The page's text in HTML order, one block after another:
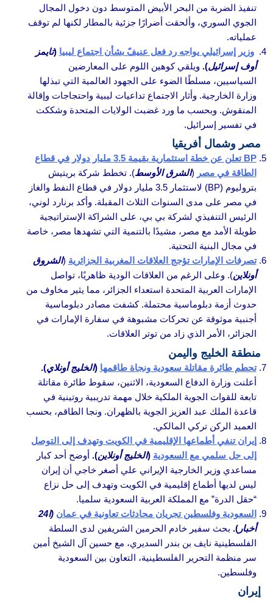
تنفيذ الضربة من البحر الأبيض المتوسط ​​دون دخول المجال
الجوي السوري، وألحقت أضرارًا جزئية بالمطار لكنها لم توقف
عملياته.
وزير إسرائيلي يواجه رد فعل عنيفً بشأن اجتماع ليبيا (تايمز
أوف إسرائيل). ويلقي كوهين اللوم على المعارضين
السياسيين، مسلطًا الضوء على الجهود العالمية التي تبذلها
وزارة الخارجية. وأثار الاجتماع تداعيات ليبية واحتجاجات وإقالة
المنقوش. وبحسب ما ورد غضبت الولايات المتحدة وشككت
في تفسير إسرائيل.
مصر وشمال أفريقيا
BP تعلن عن خطة استثمارية بقيمة 3.5 مليار دولار في قطاع
الطاقة في مصر (الشرق الأوسط). تخطط شركة بريتيش
بتروليوم (BP) لاستثمار 3.5 مليار دولار في قطاع النفط والغاز
في مصر على مدى السنوات الثلاث المقبلة. وأكد برنارد لوني،
الرئيس التنفيذي لشركة بي بي، على الشراكة الإستراتيجية
طويلة الأمد مع مصر، مشيدًا بالتنمية التي تشهدها مصر، خاصة
في مجال البنية التحتية.
تصرفات الإمارات تؤجج العلاقات المغربية الجزائرية (الشروق
أونلاين). وعلى الرغم من العلاقات الودية ظاهريًا، تواصل
الإمارات العربية المتحدة استعداء الجزائر، مما يثير مخاوف من
حدوث أزمة دبلوماسية محتملة. كشفت مصادر دبلوماسية
أجنبية موثوقة عن تحركات مشبوهة في سفارة الإمارات في
الجزائر، الأمر الذي زاد من توتر العلاقات.
منطقة الخليج واليمن
تحطم طائرة مقاتلة سعودية ونجاة طاقمها (الخليج أونلاي).
أعلنت وزارة الدفاع السعودية، الاثنين، سقوط طائرة مقاتلة
تابعة للقوات الجوية الملكية خلال مهمة تدريبية روتينية في
قاعدة الملك عبد العزيز الجوية بالظهران. ونجا الطاقم، بحسب
العميد الركن تركي المالكي.
إيران تنفي أطماعها الإقليمية في الكويت وتهدف إلى التوصل
إلى حل سلمي مع السعودية (الخليج أونلاين). أوضح أحد كبار
مساعدي وزير الخارجية الإيراني علي أصغر خاجي أن إيران
ليس لديها أطماع إقليمية في الكويت وتهدف إلى حل نزاع
“حقل الدرة” مع المملكة العربية السعودية سلميا.
السعودية وفلسطين تجريان محادثات تعاونية في عمان
(ا24
أخبار). بحث سفير خادم الحرمين الشريفين لدى السلطة
الفلسطينية نايف بن بندر السديري، مع حسين آل الشيخ أمين
سر منظمة التحرير الفلسطينية، التعاون بين السعودية
وفلسطين.
إيران